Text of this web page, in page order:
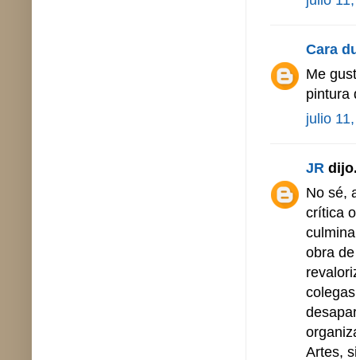
Cara
Me
pintura
julio
JR
No sé,
crítica
obra
Artes,